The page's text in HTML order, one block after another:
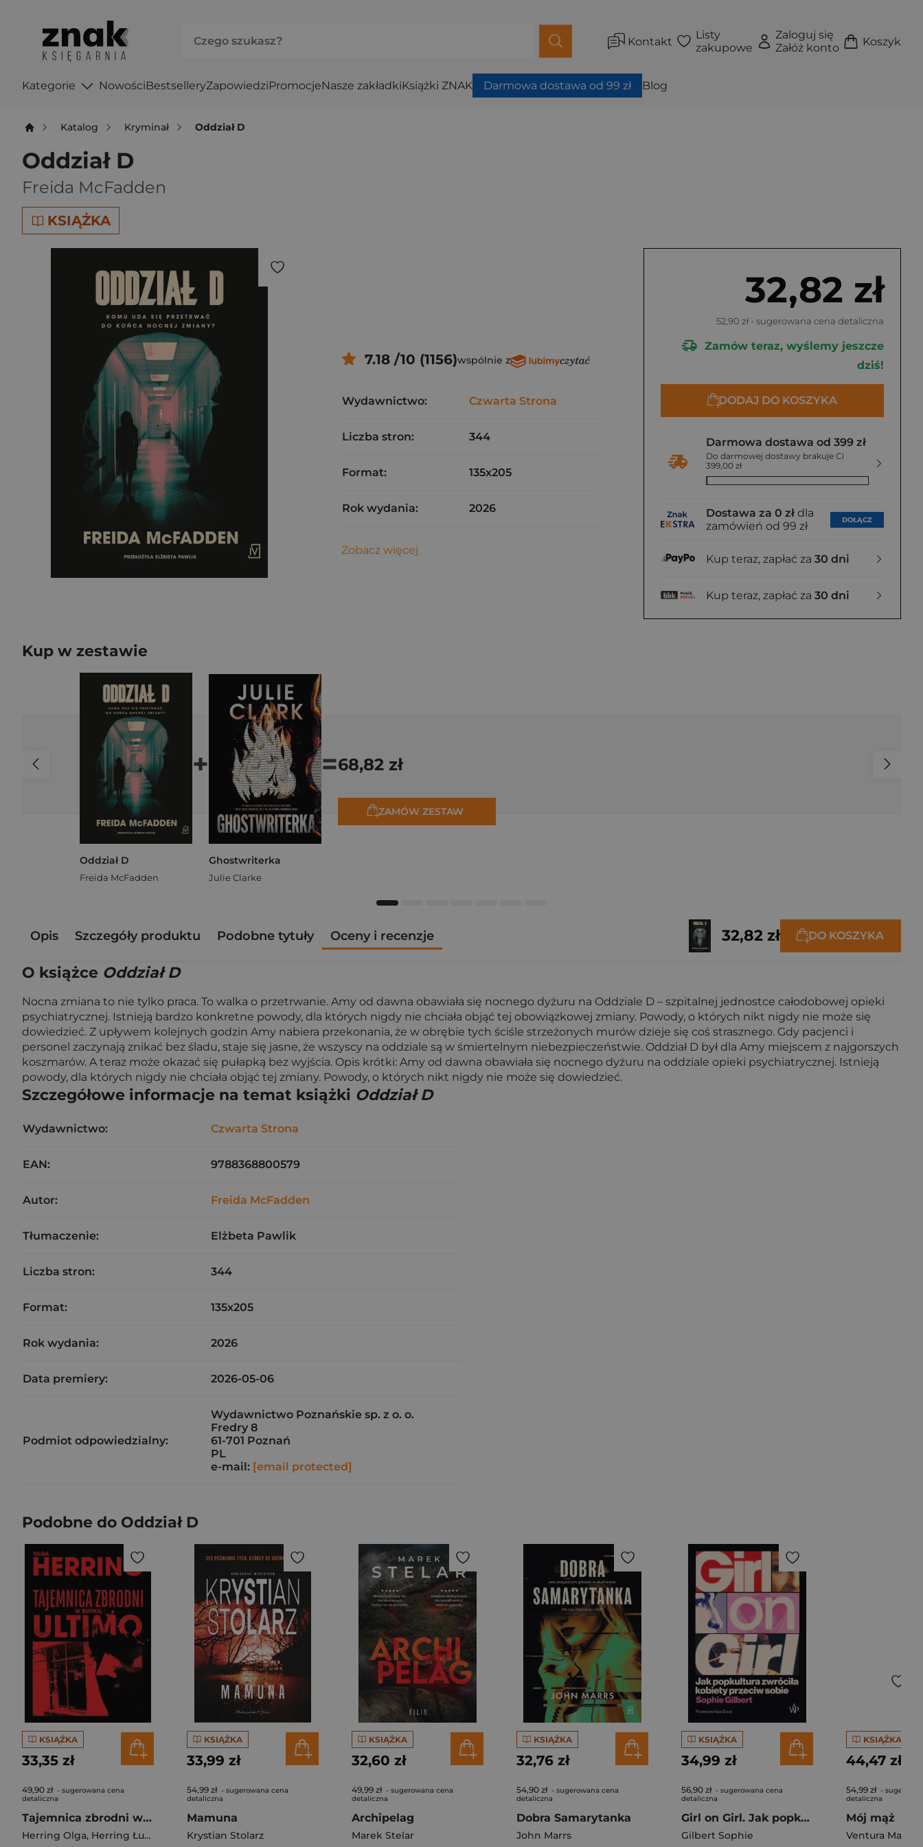
Kontakt
Listy
zakupowe
Zaloguj się
Załóż konto
Koszyk
Kategorie NowościBestselleryZapowiedziPromocjeNasze zakładkiKsiążki ZNAK Darmowa dostawa od 99 zł Blog
Katalog Kryminał Oddział D
Oddział D
Freida McFadden
KSIĄŻKA
32,82 zł
52,90 zł - sugerowana cena detaliczna
Zamów teraz, wyślemy jeszcze
dziś!
DODAJ DO KOSZYKA
Darmowa dostawa od 399 zł
Do darmowej dostawy brakuje Ci
399,00 zł
Dostawa za 0 zł dla
zamówień od 99 zł
DOŁĄCZ
Kup teraz, zapłać za 30 dni
Kup teraz, zapłać za 30 dni
7.18 /10 (1156)wspólnie z
Wydawnictwo: Czwarta Strona
Liczba stron: 344
Format: 135x205
Rok wydania: 2026
Zobacz więcej
Kup w zestawie
Oddział D
Freida McFadden
+
Ghostwriterka
Julie Clarke
=68,82 zł
ZAMÓW ZESTAW
Opis Szczegóły produktu Podobne tytuły Oceny i recenzje 32,82 zł DO KOSZYKA
O książce Oddział D
Nocna zmiana to nie tylko praca. To walka o przetrwanie. Amy od dawna obawiała się nocnego dyżuru na Oddziale D – szpitalnej jednostce całodobowej opieki
psychiatrycznej. Istnieją bardzo konkretne powody, dla których nigdy nie chciała objąć tej obowiązkowej zmiany. Powody, o których nikt nigdy nie może się
dowiedzieć. Z upływem kolejnych godzin Amy nabiera przekonania, że w obrębie tych ściśle strzeżonych murów dzieje się coś strasznego. Gdy pacjenci i
personel zaczynają znikać bez śladu, staje się jasne, że wszyscy na oddziale są w śmiertelnym niebezpieczeństwie. Oddział D był dla Amy miejscem z najgorszych
koszmarów. A teraz może okazać się pułapką bez wyjścia. Opis krótki: Amy od dawna obawiała się nocnego dyżuru na oddziale opieki psychiatrycznej. Istnieją
powody, dla których nigdy nie chciała objąć tej zmiany. Powody, o których nikt nigdy nie może się dowiedzieć.
Szczegółowe informacje na temat książki Oddział D
Wydawnictwo: Czwarta Strona
EAN: 9788368800579
Autor: Freida McFadden
Tłumaczenie: Elżbeta Pawlik
Liczba stron: 344
Format: 135x205
Rok wydania: 2026
Data premiery: 2026-05-06
Podmiot odpowiedzialny:
Wydawnictwo Poznańskie sp. z o. o.
Fredry 8
61-701 Poznań
PL
e-mail: [email protected]
Podobne do Oddział D
KSIĄŻKA
33,35 zł
49,90 zł - sugerowana cena
detaliczna
Tajemnica zbrodni w butiku Ultimo
Herring Olga, Herring Łukasz
KSIĄŻKA
33,99 zł
54,99 zł - sugerowana cena
detaliczna
Mamuna
Krystian Stolarz
KSIĄŻKA
32,60 zł
49,99 zł - sugerowana cena
detaliczna
Archipelag
Marek Stelar
KSIĄŻKA
32,76 zł
54,90 zł - sugerowana cena
detaliczna
Dobra Samarytanka
John Marrs
KSIĄŻKA
34,99 zł
56,90 zł - sugerowana cena
detaliczna
Girl on Girl. Jak popkultura zwróciła kobiety przeciw sobie
Gilbert Sophie
KSIĄŻKA
44,47 zł
54,99 zł -
detaliczna
Mój mąż
Ventura Maud